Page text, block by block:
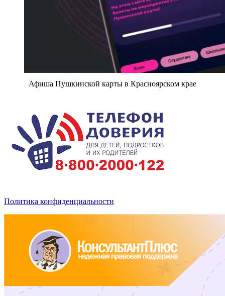
Афиша Пушкинской карты в Красноярском крае
Политика конфиденциальности